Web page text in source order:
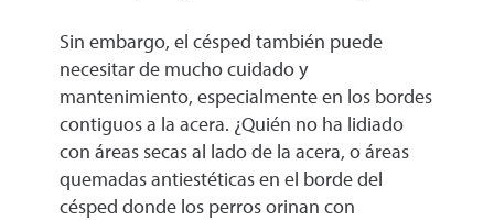
Sin embargo, el césped también puede
necesitar de mucho cuidado y
mantenimiento, especialmente en los bordes
contiguos a la acera. ¿Quién no ha lidiado
con áreas secas al lado de la acera, o áreas
quemadas antiestéticas en el borde del
césped donde los perros orinan con